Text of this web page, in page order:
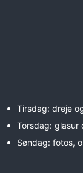
Tirsdag: dreje
Torsdag:
Søndag: fotos,